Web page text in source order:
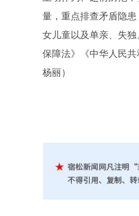
量，重点排查矛盾隐
女儿童以及单亲、失
保障法》《中华人民
杨丽）